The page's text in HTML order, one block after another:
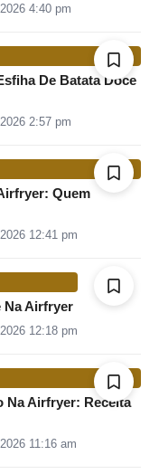
4:40 pm
De Batata Doce
2:57 pm
Quem
12:41 pm
Na Airfryer
12:18 pm
Na Airfryer: Receita
11:16 am